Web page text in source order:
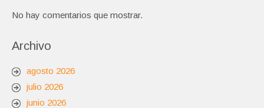
No hay comentarios que mostrar.
Archivo
agosto 2026
julio 2026
junio 2026